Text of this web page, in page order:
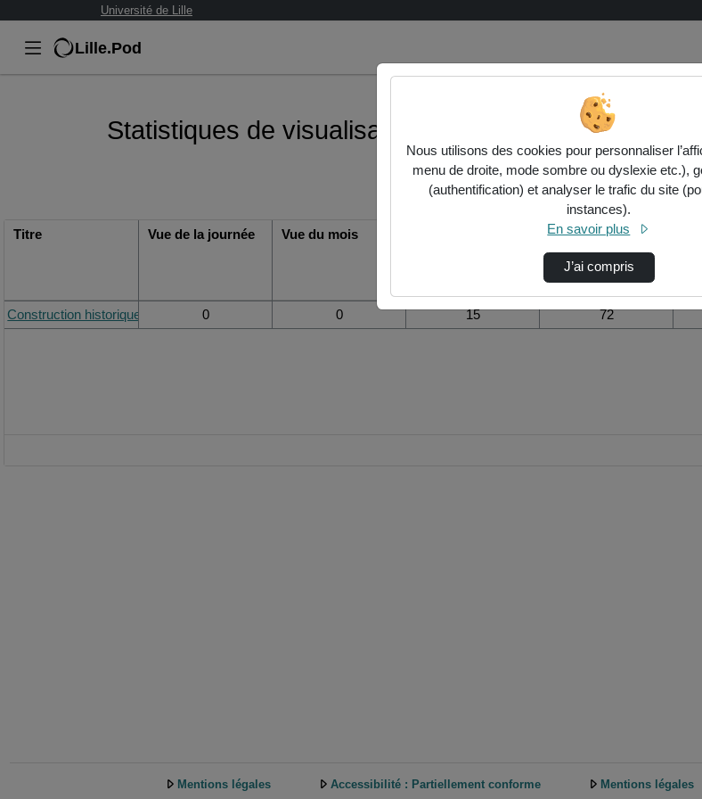
Université de Lille
Lille.Pod
Statistiques de visualisation de la vidéo
Modifier la période de
visualisation
Titre Vue de la journée Vue du mois
Vue totale depuis
Construction historique et social du visuel.mp4
0 0 15 72
Mentions légales Accessibilité : Partiellement conforme Mentions légales
Nous utilisons des cookies pour personnaliser
menu de droite, mode sombre ou dyslexie etc.),
(authentification) et analyser le trafic du site
instances).
En savoir plus
J’ai compris